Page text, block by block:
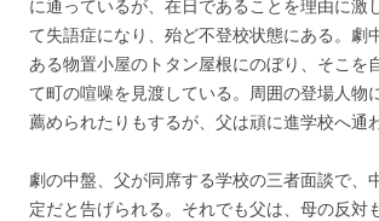
に通っているが、在日であることを理由に激
て失語症になり、殆ど不登校状態にある。劇
ある物置小屋のトタン屋根にのぼり、そこを
て町の喧噪を見渡している。周囲の登場人物
薦められたりもするが、父は頑に進学校へ通
劇の中盤、父が同席する学校の三者面談で、
定だと告げられる。それでも父は、母の反対